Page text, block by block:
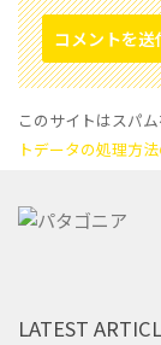
このサイトはスパ
トデータの処理方
LATEST